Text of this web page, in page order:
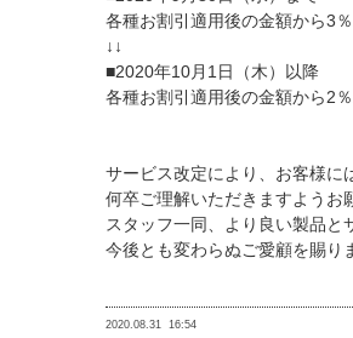
各種お割引適用後の金額から3
↓↓
■2020年10月1日（木）以降
各種お割引適用後の金額から2
サービス改定により、お客様に
何卒ご理解いただきますようお
スタッフ一同、より良い製品と
今後とも変わらぬご愛顧を賜り
2020.08.31 16:54